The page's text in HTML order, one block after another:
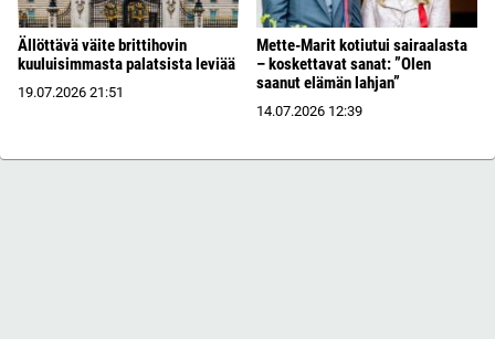
Ällöttävä väite brittihovin
kuuluisimmasta palatsista leviää
19.07.2026 21:51
Mette-Marit kotiutui sairaalasta
– koskettavat sanat: ”Olen
saanut elämän lahjan”
14.07.2026 12:39